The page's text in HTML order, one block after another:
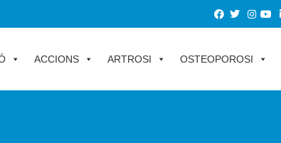
ACCIONS ARTROSI OSTEOPOROSI